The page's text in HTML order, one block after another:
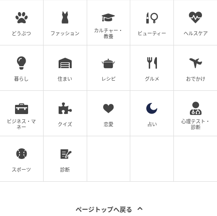
どうぶつ ファッション
カルチャー・
教養
ビューティー ヘルスケア
暮らし 住まい レシピ グルメ おでかけ
ビジネス・マ
ネー
クイズ 恋愛 占い
心理テスト・
診断
スポーツ 診断
ページトップへ戻る